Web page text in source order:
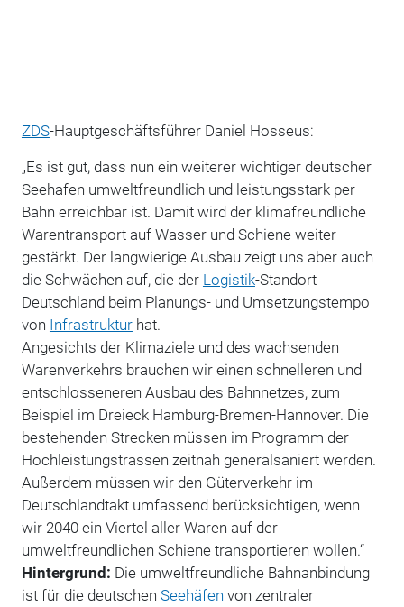
ZDS-Hauptgeschäftsführer Daniel Hosseus:
„Es ist gut, dass nun ein weiterer wichtiger deutscher
Seehafen umweltfreundlich und leistungsstark per
Bahn erreichbar ist. Damit wird der klimafreundliche
Warentransport auf Wasser und Schiene weiter
gestärkt. Der langwierige Ausbau zeigt uns aber auch
die Schwächen auf, die der Logistik-Standort
Deutschland beim Planungs- und Umsetzungstempo
von Infrastrukturhat.
Angesichts der Klimaziele und des wachsenden
Warenverkehrs brauchen wir einen schnelleren und
entschlosseneren Ausbau des Bahnnetzes, zum
Beispiel im Dreieck Hamburg-Bremen-Hannover. Die
bestehenden Strecken müssen im Programm der
Hochleistungstrassen zeitnah generalsaniert werden.
Außerdem müssen wir den Güterverkehr im
Deutschlandtakt umfassend berücksichtigen, wenn
wir 2040 ein Viertel aller Waren auf der
umweltfreundlichen Schiene transportieren wollen.“
Hintergrund: Die umweltfreundliche Bahnanbindung
ist für die deutschen Seehäfen von zentraler